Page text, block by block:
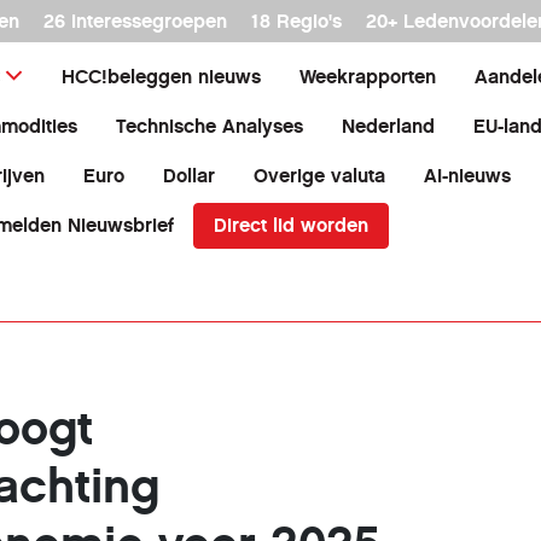
26 interessegroepen 18 Regio's 20+
HCC!beleggen nieuws Weekrapporten
Technische Analyses Nederland EU-
Euro Dollar Overige valuta AI-nieuws
Nieuwsbrief Direct lid worden